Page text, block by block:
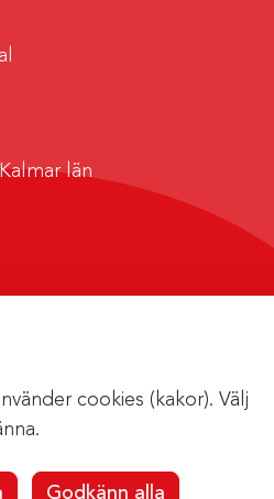
cookies (kakor). Välj
Godkänn alla
län